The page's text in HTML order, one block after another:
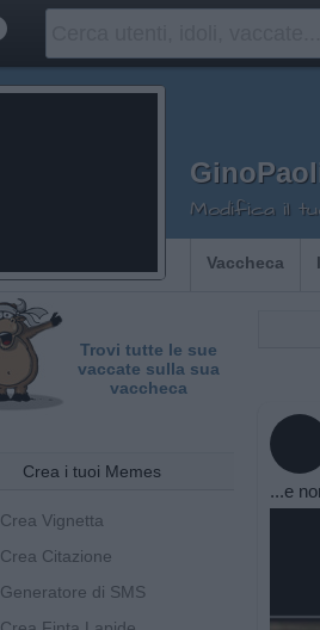
Modifica il
Vaccheca
Trovi tutte le sue
vaccate sulla sua
vaccheca
Crea i tuoi Memes
Crea Vignetta
Crea Citazione
Generatore di SMS
...e